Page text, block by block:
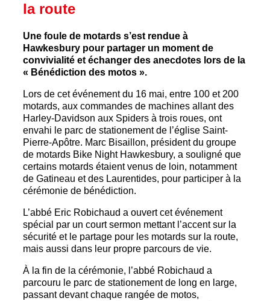
la route
Une foule de motards s’est rendue à
Hawkesbury pour partager un moment de
convivialité et échanger des anecdotes lors de la
« Bénédiction des motos ».
Lors de cet événement du 16 mai, entre 100 et 200
motards, aux commandes de machines allant des
Harley-Davidson aux Spiders à trois roues, ont
envahi le parc de stationement de l’église Saint-
Pierre-Apôtre. Marc Bisaillon, président du groupe
de motards Bike Night Hawkesbury, a souligné que
certains motards étaient venus de loin, notamment
de Gatineau et des Laurentides, pour participer à la
cérémonie de bénédiction.
L’abbé Eric Robichaud a ouvert cet événement
spécial par un court sermon mettant l’accent sur la
sécurité et le partage pour les motards sur la route,
mais aussi dans leur propre parcours de vie.
À la fin de la cérémonie, l’abbé Robichaud a
parcouru le parc de stationement de long en large,
passant devant chaque rangée de motos,